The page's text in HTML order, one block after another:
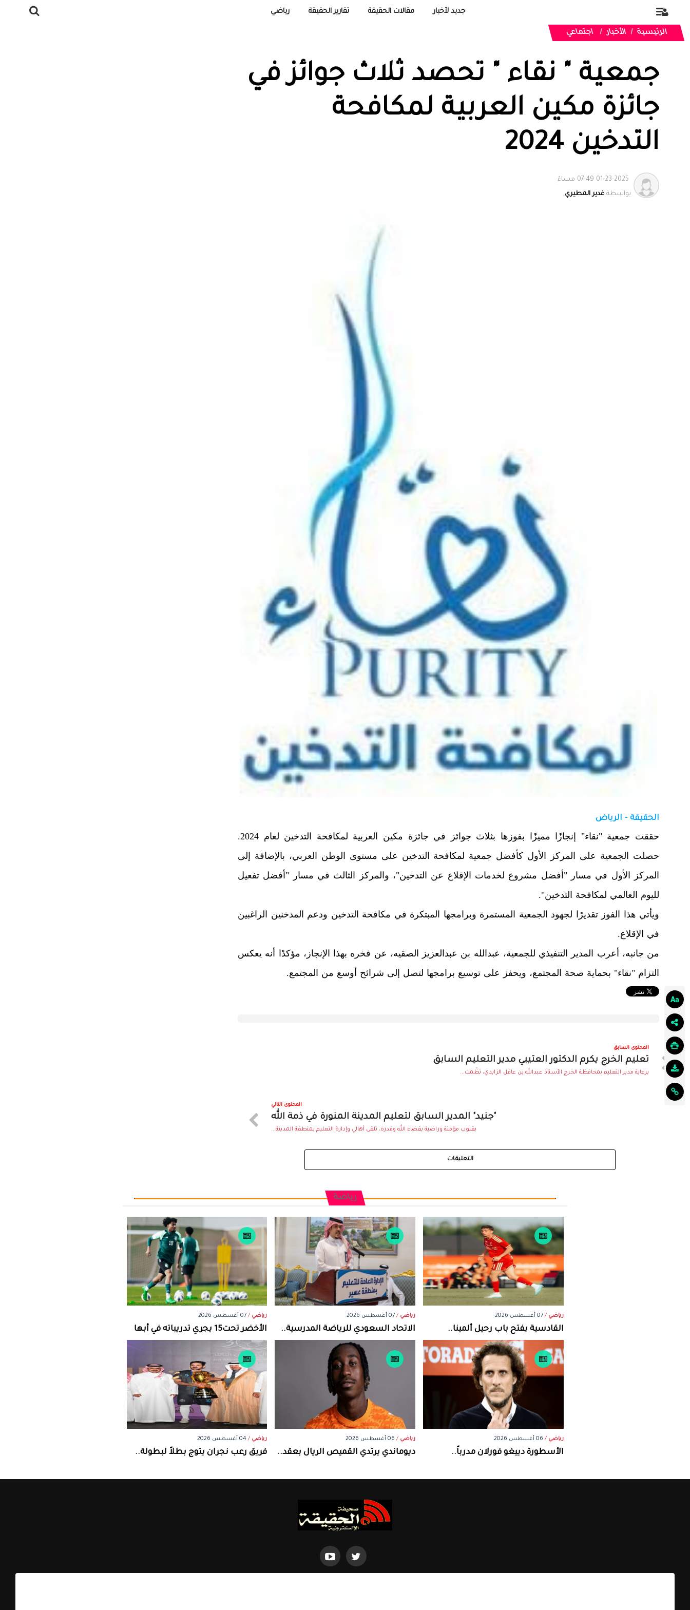
جديد لأخبار مقالات الحقيقة تقارير الحقيقة رياضي
الرئيسية الأخبار اجتماعي
جمعية " نقاء " تحصد ثلاث جوائز في
جائزة مكين العربية لمكافحة
التدخين 2024
بواسطة غدير المطيري
الحقيقة - الرياض
حققت جمعية "نقاء" إنجازًا مميزًا بفوزها بثلاث جوائز في جائزة مكين العربية لمكافحة التدخين لعام 2024.
حصلت الجمعية على المركز الأول كأفضل جمعية لمكافحة التدخين على مستوى الوطن العربي، بالإضافة إلى
المركز الأول في مسار "أفضل مشروع لخدمات الإقلاع عن التدخين"، والمركز الثالث في مسار "أفضل تفعيل
لليوم العالمي لمكافحة التدخين".
ويأتي هذا الفوز تقديرًا لجهود الجمعية المستمرة وبرامجها المبتكرة في مكافحة التدخين ودعم المدخنين الراغبين
في الإقلاع.
من جانبه، أعرب المدير التنفيذي للجمعية، عبدالله بن عبدالعزيز الصقيه، عن فخره بهذا الإنجاز، مؤكدًا أنه يعكس
التزام "نقاء" بحماية صحة المجتمع، ويحفز على توسيع برامجها لتصل إلى شرائح أوسع من المجتمع.
المحتوى السابق
تعليم الخرج يكرم الدكتور العتيبي مدير التعليم السابق
برعاية مدير التعليم بمحافظة الخرج الأستاذ عبدالله بن عاقل الزايدي، نظّمت...
المحتوى التالي
"جنيد" المدير السابق لتعليم المدينة المنورة في ذمة الله
بقلوب مؤمنة وراضية بقضاء الله وقدره، تلقى أهالي وإدارة التعليم بمنطقة المدينة...
التعليقات
رياضة
رياضي /07 أغسطس 2026
القادسية يفتح باب رحيل ألمينا..
رياضي /07 أغسطس 2026
الاتحاد السعودي للرياضة المدرسية..
رياضي / 07 أغسطس 2026
الأخضر تحت15 يجري تدريباته في أبها
رياضي / 06 أغسطس 2026
الأسطورة دييغو فورلان مدرباً..
رياضي / 06 أغسطس 2026
ديوماندي يرتدي القميص الريال بعقد..
رياضي / 04 أغسطس 2026
فريق رعب نجران يتوج بطلاً لبطولة..